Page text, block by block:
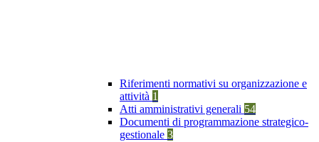
Riferimenti normativi su organizzazione e
attività 1
Atti amministrativi generali 54
Documenti di programmazione strategico-
gestionale 3